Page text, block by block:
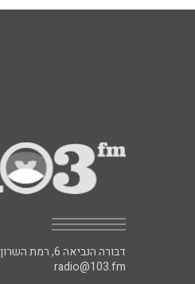
דבורה הנביאה 6, רמת השרון
radio@103.fm